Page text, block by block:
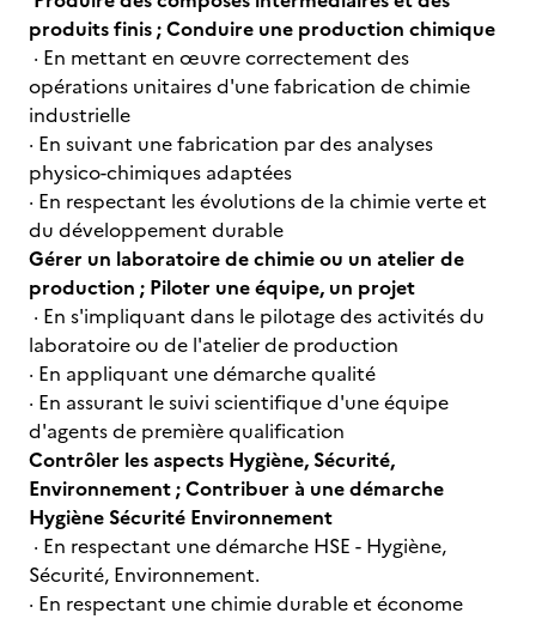
produits finis ; Conduire une production chimique
· En mettant en œuvre correctement des
opérations unitaires d'une fabrication de chimie
industrielle
· En suivant une fabrication par des analyses
physico-chimiques adaptées
· En respectant les évolutions de la chimie verte et
du développement durable
Gérer un laboratoire de chimie ou un atelier de
production ; Piloter une équipe, un projet
· En s'impliquant dans le pilotage des activités du
laboratoire ou de l'atelier de production
· En appliquant une démarche qualité
· En assurant le suivi scientifique d'une équipe
d'agents de première qualification
Contrôler les aspects Hygiène, Sécurité,
Environnement ; Contribuer à une démarche
Hygiène Sécurité Environnement
· En respectant une démarche HSE - Hygiène,
Sécurité, Environnement.
· En respectant une chimie durable et économe